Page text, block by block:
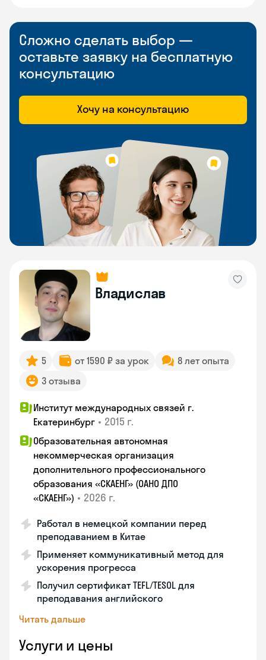
Сложно сделать выбор —
оставьте заявку на бесплатную
консультацию
Хочу на консультацию
Владислав
5 от 1590 ₽ за урок
8 лет опыта
3 отзыва
Институт международных связей г.
Екатеринбург • 2015 г.
Образовательная автономная
некоммерческая организация
дополнительного профессионального
образования «СКАЕНГ» (ОАНО ДПО
«СКАЕНГ») • 2026 г.
Работал в немецкой компании перед
преподаванием в Китае
Применяет коммуникативный метод для
ускорения прогресса
Получил сертификат TEFL/TESOL для
преподавания английского
Читать дальше
Услуги и цены